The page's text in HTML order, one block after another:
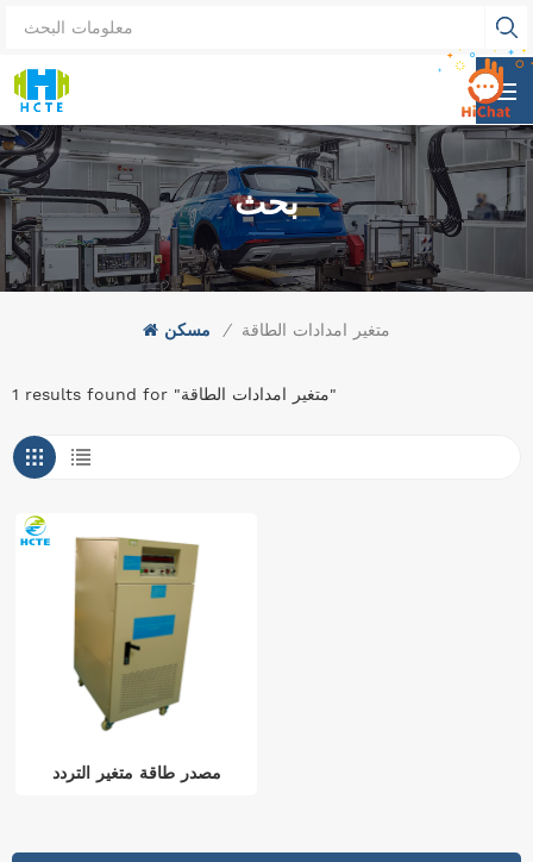
بحث
مسكن / متغير امدادات الطاقة
1 results found for "متغير امدادات الطاقة"
مصدر طاقة متغير التردد